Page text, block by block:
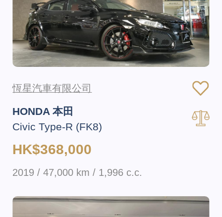
恆星汽車有限公司
HONDA 本田
Civic Type-R (FK8)
HK$368,000
2019 / 47,000 km / 1,996 c.c.